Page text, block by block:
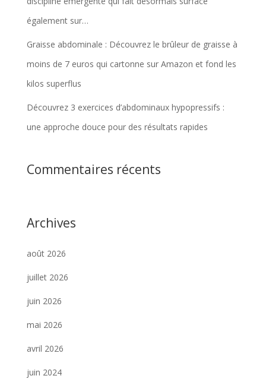
également sur…
Graisse abdominale : Découvrez le brûleur de graisse à
moins de 7 euros qui cartonne sur Amazon et fond les
kilos superflus
Découvrez 3 exercices d’abdominaux hypopressifs :
une approche douce pour des résultats rapides
Commentaires récents
Archives
août 2026
juillet 2026
juin 2026
mai 2026
avril 2026
juin 2024